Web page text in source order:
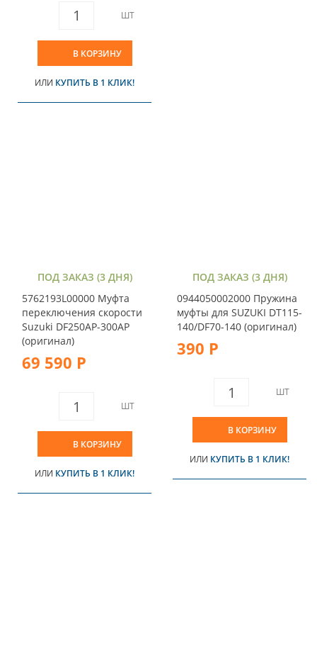
ШТ
В КОРЗИНУ
ИЛИ КУПИТЬ В 1 КЛИК!
ПОД ЗАКАЗ (3 ДНЯ)
5762193L00000 Муфта
переключения скорости
Suzuki DF250AP-300AP
(оригинал)
69 590 Р
ШТ
В КОРЗИНУ
ИЛИ КУПИТЬ В 1 КЛИК!
ПОД ЗАКАЗ (3 ДНЯ)
0944050002000 Пружина
муфты для SUZUKI DT115-
140/DF70-140 (оригинал)
390 Р
ШТ
В КОРЗИНУ
ИЛИ КУПИТЬ В 1 КЛИК!